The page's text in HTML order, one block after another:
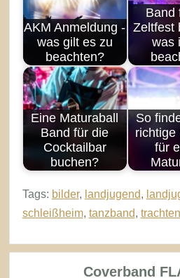
AKM Anmeldung -
was gilt es zu
beachten?
Band
Zeltfest
was
Eine Maturaball
Band für die
Cocktailbar
buchen?
So
richtige
für
Tags: bilder, landjugend,
schleißheim, tanzband,
Coverband